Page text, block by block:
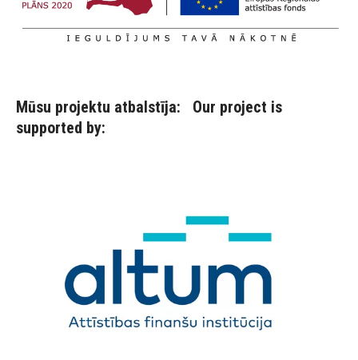
Mūsu projektu atbalstīja: Our project is
supported by: